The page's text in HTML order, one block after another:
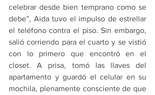
celebrar desde bien temprano como se
debe”, Aida tuvo el impulso de estrellar
el teléfono contra el piso. Sin embargo,
salió corriendo para el cuarto y se vistió
con lo primero que encontró en el
closet. A prisa, tomó las llaves del
apartamento y guardó el celular en su
mochila, plenamente consciente de que